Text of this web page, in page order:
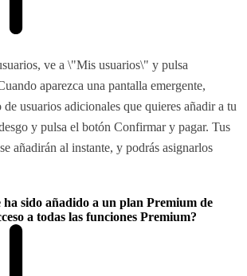
ve a \"Mis usuarios\" y pulsa
aparezca una pantalla emergente,
usuarios adicionales que quieres añadir a tu
y pulsa el botón Confirmar y pagar. Tus
añadirán al instante, y podrás asignarlos
sido añadido a un plan Premium de
a todas las funciones Premium?